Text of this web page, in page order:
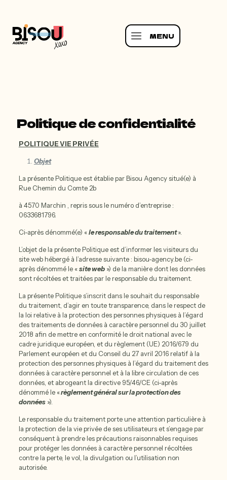
MENU
Politique de confidentialité
POLITIQUE VIE PRIVÉE
Objet
La présente Politique est établie par Bisou Agency situé(e) à
Rue Chemin du Comte 2b
à 4570 Marchin , repris sous le numéro d’entreprise :
0633681796.
Ci-après dénommé(e) «le responsable du traitement».
L’objet de la présente Politique est d’informer les visiteurs du
site web hébergé à l’adresse suivante : bisou-agency.be (ci-
après dénommé le «site web») de la manière dont les données
sont récoltées et traitées par le responsable du traitement.
La présente Politique s’inscrit dans le souhait du responsable
du traitement, d’agir en toute transparence, dans le respect de
la loi relative à la protection des personnes physiques à l’égard
des traitements de données à caractère personnel du 30 juillet
2018 afin de mettre en conformité le droit national avec le
cadre juridique européen, et du règlement (UE) 2016/679 du
Parlement européen et du Conseil du 27 avril 2016 relatif à la
protection des personnes physiques à l’égard du traitement des
données à caractère personnel et à la libre circulation de ces
données, et abrogeant la directive 95/46/CE (ci-après
dénommé le «règlement général sur la protection des
données»).
Le responsable du traitement porte une attention particulière à
la protection de la vie privée de ses utilisateurs et s’engage par
conséquent à prendre les précautions raisonnables requises
pour protéger les données à caractère personnel récoltées
contre la perte, le vol, la divulgation ou l’utilisation non
autorisée.